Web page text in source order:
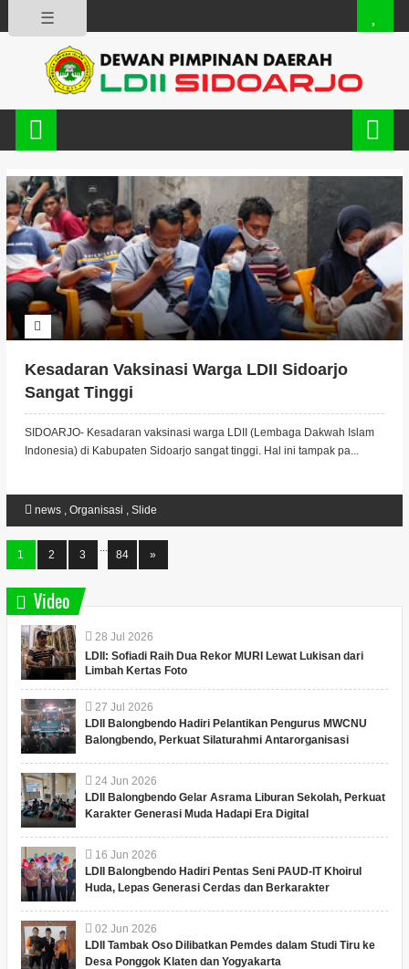
☰
Kesadaran Vaksinasi Warga LDII Sidoarjo
Sangat Tinggi
SIDOARJO- Kesadaran vaksinasi warga LDII (Lembaga Dakwah Islam
Indonesia) di Kabupaten Sidoarjo sangat tinggi. Hal ini tampak pa...
news , Organisasi , Slide
1 2 3
...
84 »
Video
28 Jul 2026
LDII: Sofiadi Raih Dua Rekor MURI Lewat Lukisan dari
Limbah Kertas Foto
27 Jul 2026
LDII Balongbendo Hadiri Pelantikan Pengurus MWCNU
Balongbendo, Perkuat Silaturahmi Antarorganisasi
24 Jun 2026
LDII Balongbendo Gelar Asrama Liburan Sekolah, Perkuat
Karakter Generasi Muda Hadapi Era Digital
16 Jun 2026
LDII Balongbendo Hadiri Pentas Seni PAUD-IT Khoirul
Huda, Lepas Generasi Cerdas dan Berkarakter
02 Jun 2026
LDII Tambak Oso Dilibatkan Pemdes dalam Studi Tiru ke
Desa Ponggok Klaten dan Yogyakarta